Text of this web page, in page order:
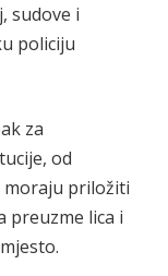
sudove i
policiju
za
od
moraju priložiti
preuzme lica i